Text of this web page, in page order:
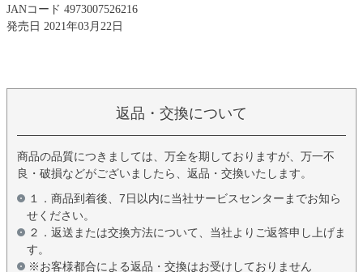
JANコード 4973007526216
発売日 2021年03月22日
返品・交換について
商品の品質につきましては、万全を期しておりますが、万一不
良・破損などがございましたら、返品・交換いたします。
１．商品到着後、7日以内に当社サービスセンターまでお知ら
せください。
２．返送または交換方法について、当社よりご返答申し上げま
す。
※お客様都合による返品・交換はお受けしておりません